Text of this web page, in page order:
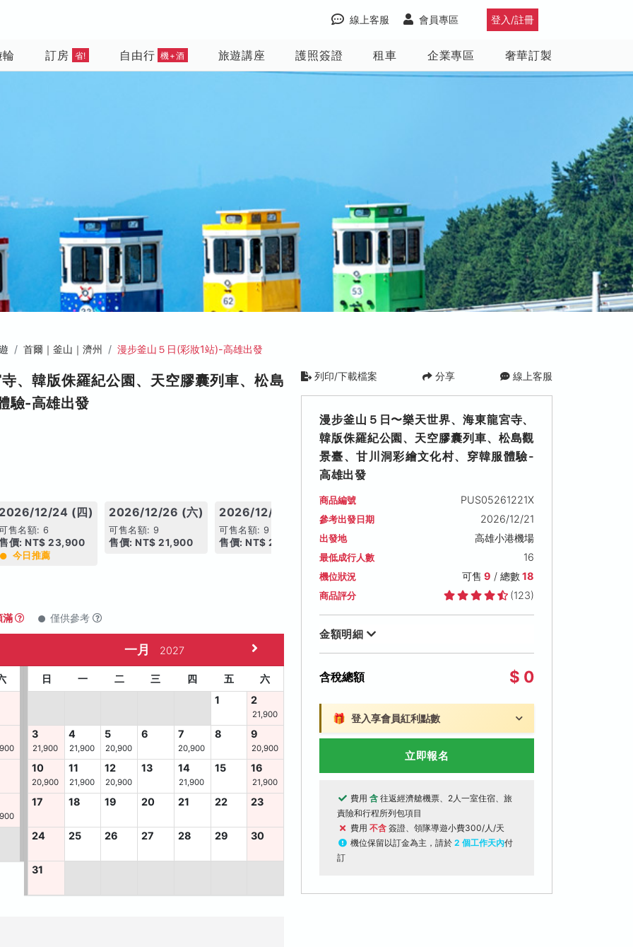
登入/註冊
會員專區
線上客服
訂房 省! 自由行 機+酒 旅遊講座 護照簽證 租車 企業專區 奢華訂製
首爾｜釜山｜濟州 漫步釜山５日(彩妝1站)-高雄出發
、韓版侏羅紀公園、天空膠囊列車、松島
驗-高雄出發
12/24 (四)
售名額: 6
價: NT$ 23,900
今日推薦
2026/12/26 (六)
可售名額: 9
售價: NT$ 21,900
2026/12/27 (日)
可售名額: 9
售價: NT$ 20,900
2026/12/28 (一)
售價: NT$ 20,900
2026/12/29 (二)
售價: NT$ 23,900
滿 僅供參考
一月 2027
日 一 二 三 四 五
六
1
2
21,900
3
21,900
4
21,900
5
20,900
6 7
20,900
8 9
20,900
10
20,900
11
21,900
12
20,900
13 14
21,900
15 16
21,900
17 18 19 20 21 22 23
24 25 26 27 28 29 30
31
列印/下載檔案 分享 線上客服
漫步釜山５日〜樂天世界、海東龍宮寺、
韓版侏羅紀公園、天空膠囊列車、松島觀
景臺、甘川洞彩繪文化村、穿韓服體驗-
高雄出發
商品編號 PUS05261221X
參考出發日期 2026/12/21
出發地 高雄小港機場
最低成行人數 16
機位狀況 可售 9 / 總數18
商品評分 (123)
金額明細
含稅總額 $ 0
🎁 登入享會員紅利點數
立即報名
費用 含 往返經濟艙機票、2人一室住宿、旅
責險和行程所列包項目
費用 不含 簽證、領隊導遊小費300/人/天
機位保留以訂金為主，請於 2 個工作天內付
訂